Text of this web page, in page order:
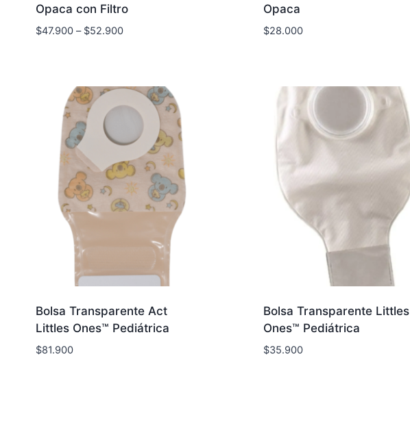
Opaca con Filtro
$47.900– $52.900
Opaca
$28.000
Bolsa Transparente Act
Littles Ones™ Pediátrica
$81.900
Bolsa Transparente Littles
Ones™ Pediátrica
$35.900